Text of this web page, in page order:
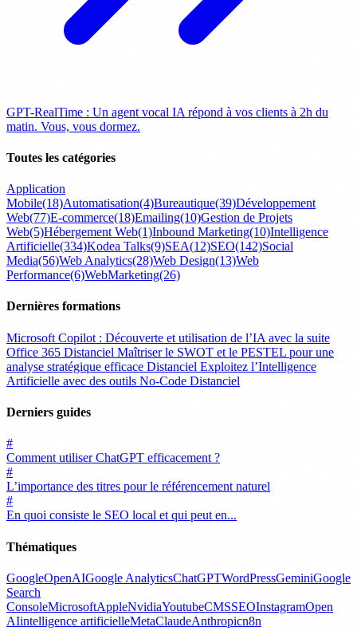
GPT-RealTime : Un agent vocal IA répond à vos clients à 2h du
matin. Vous, vous dormez.
Toutes les catégories
Application
Mobile(18)Automatisation(4)Bureautique(39)Développement
Web(77)E-commerce(18)Emailing(10)Gestion de Projets
Web(5)Hébergement Web(1)Inbound Marketing(10)Intelligence
Artificielle(334)Kodea Talks(9)SEA(12)SEO(142)Social
Media(56)Web Analytics(28)Web Design(13)Web
Performance(6)WebMarketing(26)
Dernières formations
Microsoft Copilot : Découverte et utilisation de l’IA avec la suite
Office 365 Distanciel Maîtriser le SWOT et le PESTEL pour une
analyse stratégique efficace Distanciel Exploitez l’Intelligence
Artificielle avec des outils No-Code Distanciel
Derniers guides
#
Comment utiliser ChatGPT efficacement ?
#
L’importance des titres pour le référencement naturel
#
En quoi consiste le SEO local et qui peut en...
Thématiques
GoogleOpenAIGoogle AnalyticsChatGPTWordPressGeminiGoogle
Search
ConsoleMicrosoftAppleNvidiaYoutubeCMSSEOInstagramOpen
AIintelligence artificielleMetaClaudeAnthropicn8n